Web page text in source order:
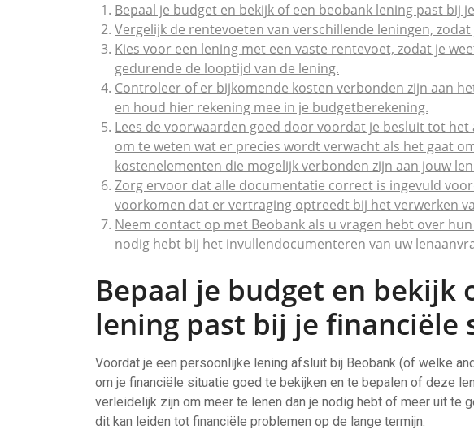
Bepaal je budget en bekijk of een beobank lening past bij
Vergelijk de rentevoeten van verschillende leningen,
Kies voor een lening met een vaste rentevoet, zodat je
gedurende de looptijd van de lening.
Controleer of er bijkomende kosten verbonden zijn aan
en houd hier rekening mee in je budgetberekening.
Lees de voorwaarden goed door voordat je besluit tot
om te weten wat er precies wordt verwacht als het gaat
kostenelementen die mogelijk verbonden zijn aan jouw
Zorg ervoor dat alle documentatie correct is ingevuld
voorkomen dat er vertraging optreedt bij het verwerken
Neem contact op met Beobank als u vragen hebt over
nodig hebt bij het invullendocumenteren van uw
Bepaal je budget en bekijk
lening past bij je financiële
Voordat je een persoonlijke lening afsluit bij Beobank (of welke
om je financiële situatie goed te bekijken en te bepalen of deze
verleidelijk zijn om meer te lenen dan je nodig hebt of meer uit te
dit kan leiden tot financiële problemen op de lange termijn.